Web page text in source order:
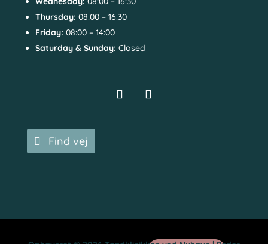
Thursday: 08:00 – 16:30
Friday: 08:00 – 14:00
Saturday & Sunday: Closed
Find vej